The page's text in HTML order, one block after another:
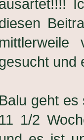
und
Balu geht
11 1/2